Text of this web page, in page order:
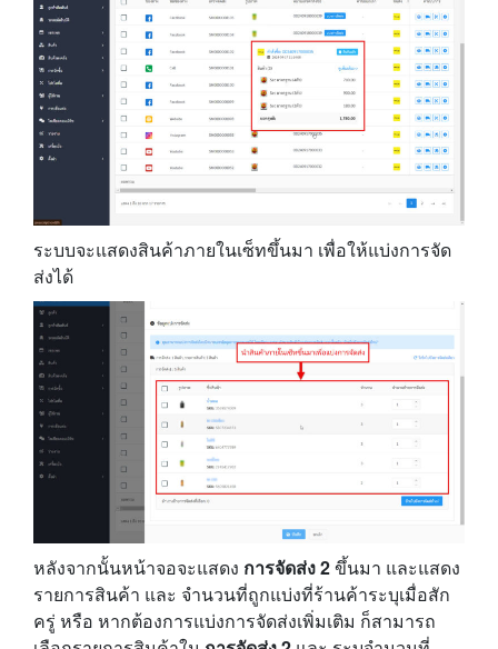
ระบบจะแสดงสินค้าภายในเซ็ทขึ้นมา เพื่อให้แบ่งการจัด
ส่งได้
หลังจากนั้นหน้าจอจะแสดง การจัดส่ง 2ขึ้นมา และแสดง
รายการสินค้า และ จำนวนที่ถูกแบ่งที่ร้านค้าระบุเมื่อสัก
ครู่ หรือ หากต้องการแบ่งการจัดส่งเพิ่มเติม ก็สามารถ